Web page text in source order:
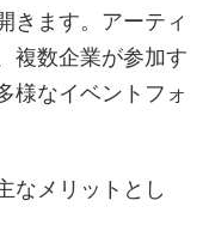
きます。アーティ
複数企業が参加す
様なイベントフォ
なメリットとし